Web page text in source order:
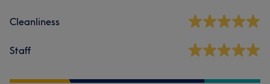
Cleanliness
Staff